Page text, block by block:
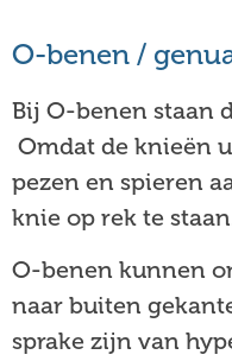
O-benen /
Bij O-benen staan
Omdat de knieën
pezen en spieren
knie op rek te
O-benen kunnen
naar buiten
sprake zijn van